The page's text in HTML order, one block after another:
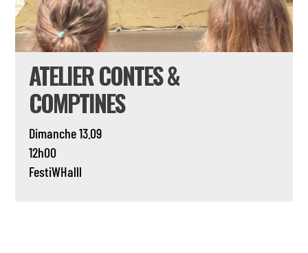
ATELIER CONTES &
COMPTINES
Dimanche 13.09
12h00
FestiWHalll